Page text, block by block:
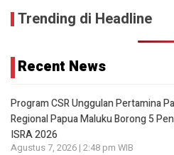
Trending di Headline
Recent News
Program CSR Unggulan Pertamina
Regional Papua Maluku Borong 5
ISRA 2026
Agustus 7, 2026 | 2:48 pm WIB